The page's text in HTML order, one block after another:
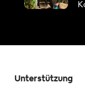
Unterstützung